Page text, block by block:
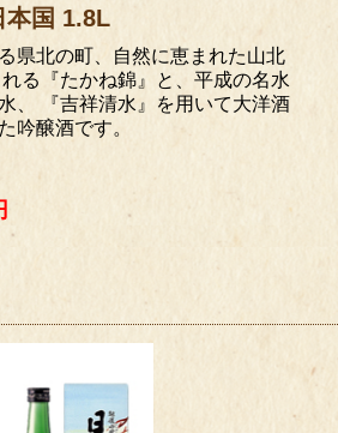
本国 1.8L
県北の町、自然に恵まれた山北
る『たかね錦』と、平成の名水
、 『吉祥清水』を用いて大洋酒
吟醸酒です。